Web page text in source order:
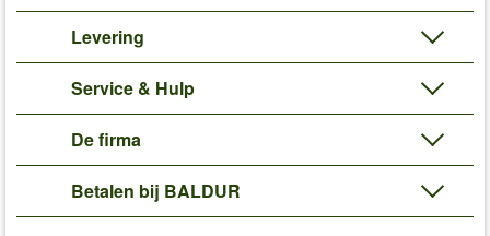
Levering
Service & Hulp
De firma
Betalen bij BALDUR